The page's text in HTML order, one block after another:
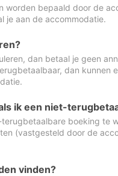
worden bepaald door de
je aan de accommodatie.
dan betaal je geen
dan kunnen
ik een niet-
boeking te
(vastgesteld door de
vinden?